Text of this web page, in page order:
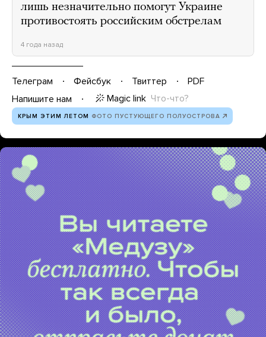
лишь незначительно помогут Украине
противостоять российским обстрелам
4 года назад
Телеграм Фейсбук Твиттер
PDF
Напишите нам
Magic link Что-что?
КРЫМ ЭТИМ ЛЕТОМ ФОТО ПУСТУЮЩЕГО ПОЛУОСТРОВА